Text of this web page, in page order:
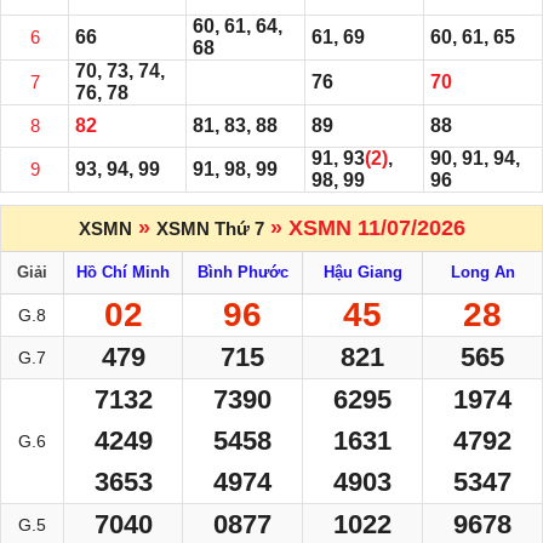
6 66
60, 61, 64,
68
61, 69 60, 61, 65
7
70, 73, 74,
76, 78
76 70
8 82 81, 83, 88 89 88
9 93, 94, 99 91, 98, 99
91, 93(2),
98, 99
90, 91, 94,
96
XSMN » XSMN Thứ 7» XSMN 11/07/2026
Giải Hồ Chí Minh Bình Phước Hậu Giang Long An
G.8 02 96 45 28
G.7 479 715 821 565
G.6
7132
4249
3653
7390
5458
4974
6295
1631
4903
1974
4792
5347
G.5 7040 0877 1022 9678